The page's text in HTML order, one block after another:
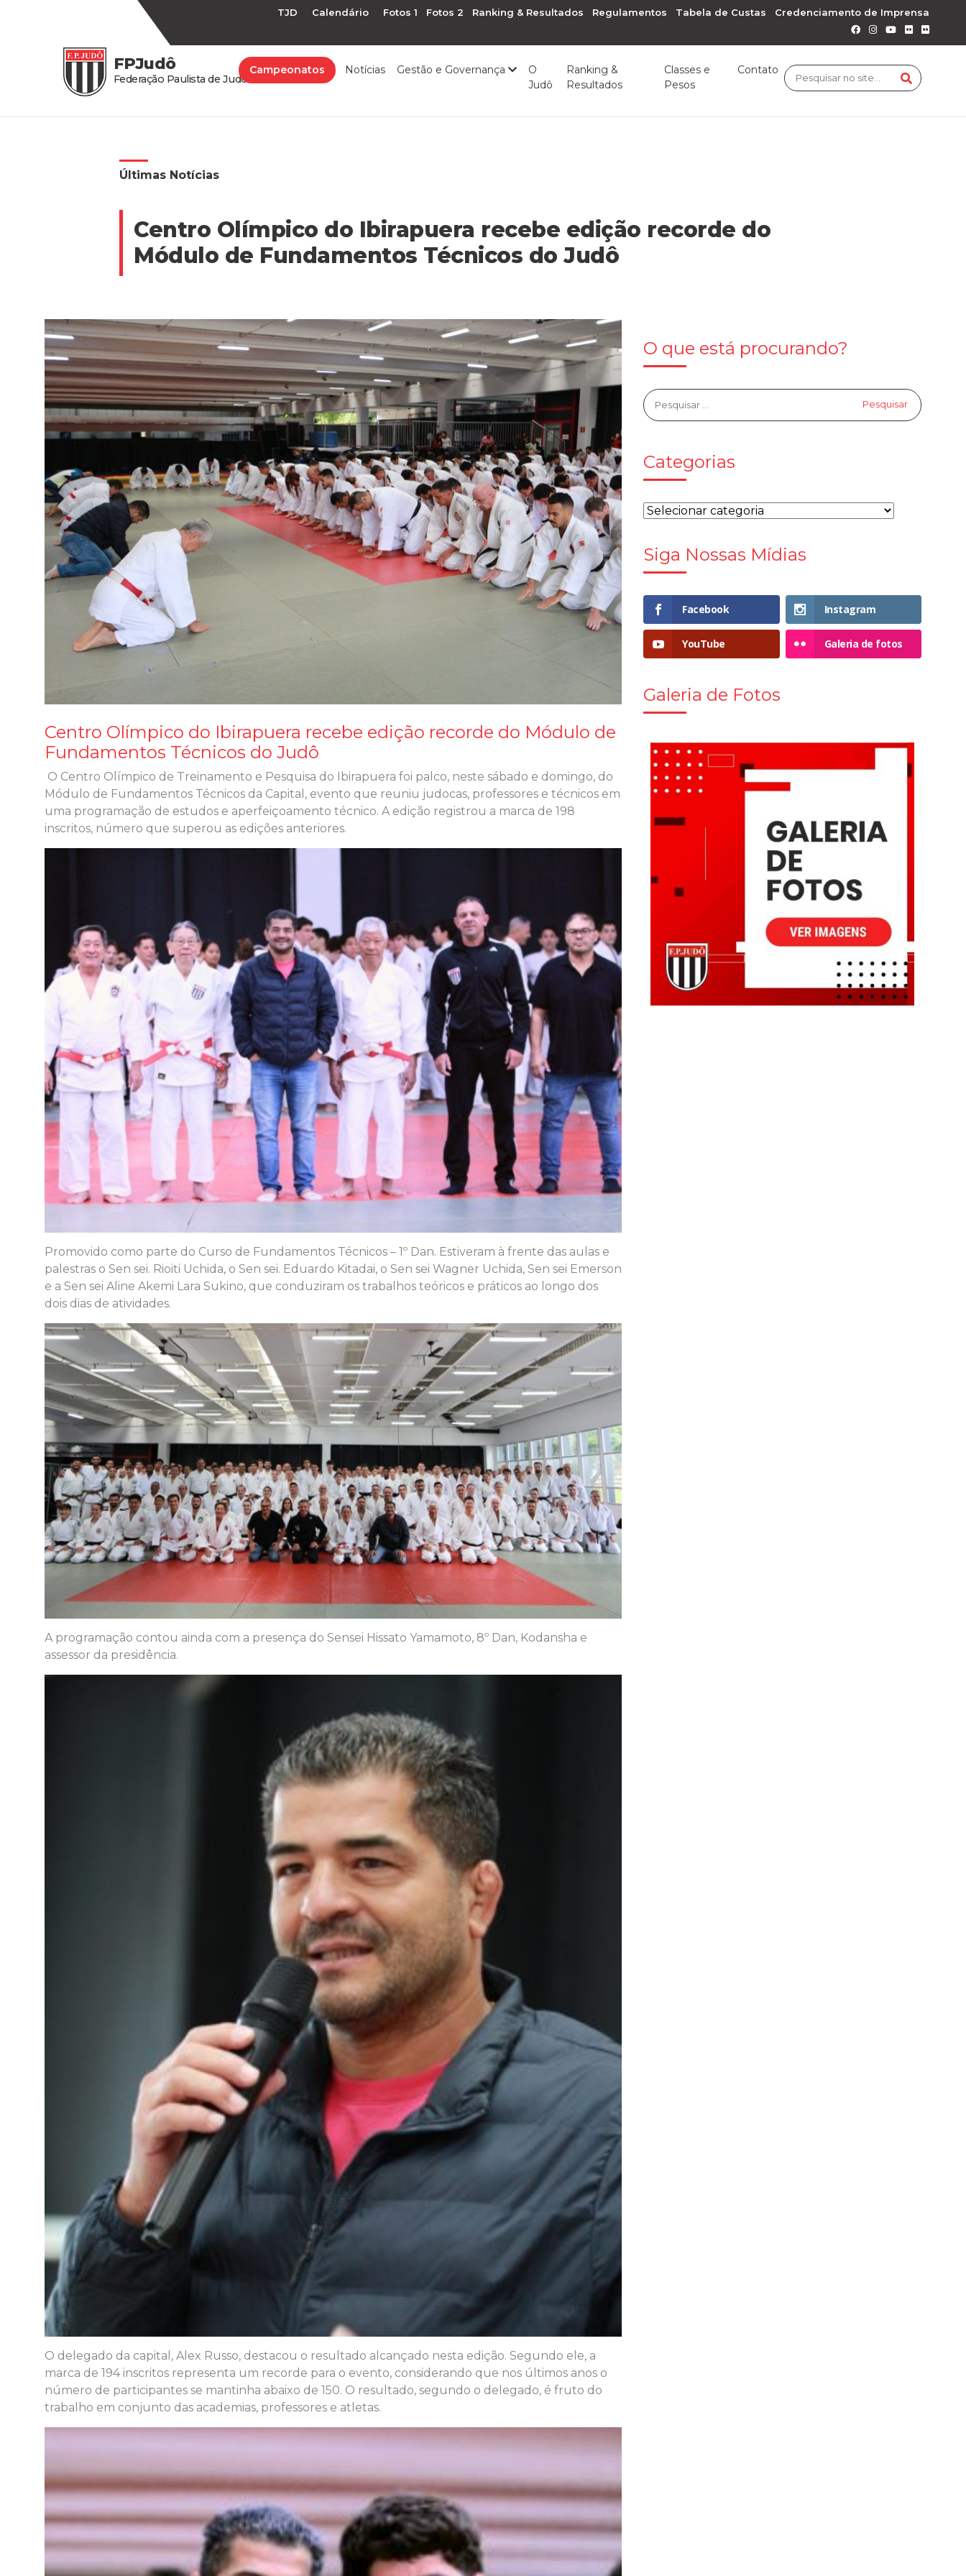
TJD Calendário Fotos 1 Fotos 2 Ranking & Resultados Regulamentos Tabela de Custas Credenciamento de Imprensa
FPJudô
Federação Paulista de Judô
Campeonatos Notícias Gestão e Governança
O
Judô
Ranking &
Resultados
Classes e
Pesos
Contato
Últimas Notícias
Centro Olímpico do Ibirapuera recebe edição recorde do
Módulo de Fundamentos Técnicos do Judô
Centro Olímpico do Ibirapuera recebe edição recorde do Módulo de
Fundamentos Técnicos do Judô
O Centro Olímpico de Treinamento e Pesquisa do Ibirapuera foi palco, neste sábado e domingo, do
Módulo de Fundamentos Técnicos da Capital, evento que reuniu judocas, professores e técnicos em
uma programação de estudos e aperfeiçoamento técnico. A edição registrou a marca de 198
inscritos, número que superou as edições anteriores.
Promovido como parte do Curso de Fundamentos Técnicos – 1º Dan. Estiveram à frente das aulas e
palestras o Sen sei. Rioiti Uchida, o Sen sei. Eduardo Kitadai, o Sen sei Wagner Uchida, Sen sei Emerson
e a Sen sei Aline Akemi Lara Sukino, que conduziram os trabalhos teóricos e práticos ao longo dos
dois dias de atividades.
A programação contou ainda com a presença do Sensei Hissato Yamamoto, 8º Dan, Kodansha e
assessor da presidência.
O delegado da capital, Alex Russo, destacou o resultado alcançado nesta edição. Segundo ele, a
marca de 194 inscritos representa um recorde para o evento, considerando que nos últimos anos o
número de participantes se mantinha abaixo de 150. O resultado, segundo o delegado, é fruto do
trabalho em conjunto das academias, professores e atletas.
O que está procurando?
Categorias
Siga Nossas Mídias
Facebook Instagram
YouTube Galeria de fotos
Galeria de Fotos